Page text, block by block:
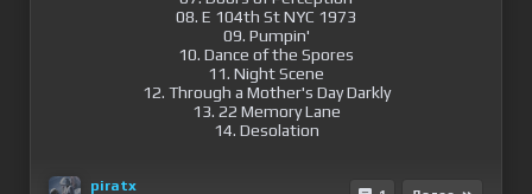
08. E 104th St NYC 1973
09. Pumpin'
10. Dance of the Spores
11. Night Scene
12. Through a Mother's Day Darkly
13. 22 Memory Lane
14. Desolation
piratx